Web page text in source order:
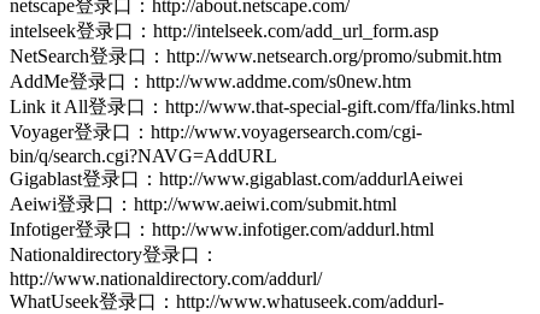
netscape登录口：http://about.netscape.com/
intelseek登录口：http://intelseek.com/add_url_form.asp
NetSearch登录口：http://www.netsearch.org/promo/submit.htm
AddMe登录口：http://www.addme.com/s0new.htm
Link it All登录口：http://www.that-special-gift.com/ffa/links.html
Voyager登录口：http://www.voyagersearch.com/cgi-
bin/q/search.cgi?NAVG=AddURL
Gigablast登录口：http://www.gigablast.com/addurlAeiwei
Aeiwi登录口：http://www.aeiwi.com/submit.html
Infotiger登录口：http://www.infotiger.com/addurl.html
Nationaldirectory登录口：
http://www.nationaldirectory.com/addurl/
WhatUseek登录口：http://www.whatuseek.com/addurl-